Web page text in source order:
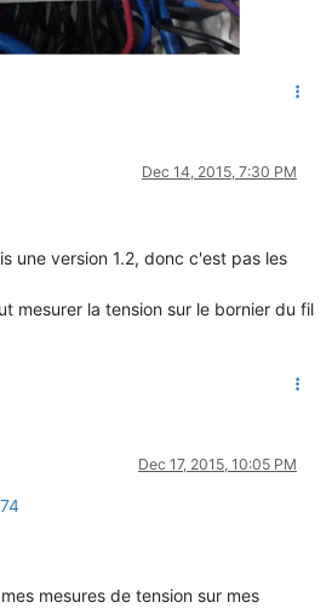
Dec 14, 2015, 7:30 PM
une version 1.2, donc c'est pas les
mesurer la tension sur le bornier du fil
Dec 17, 2015, 10:05 PM
mesures de tension sur mes